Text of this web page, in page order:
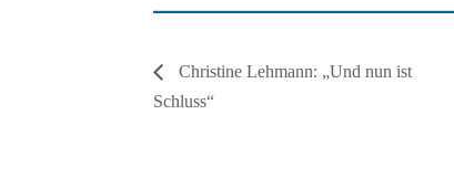
Christine Lehmann: „Und nun ist
Schluss“